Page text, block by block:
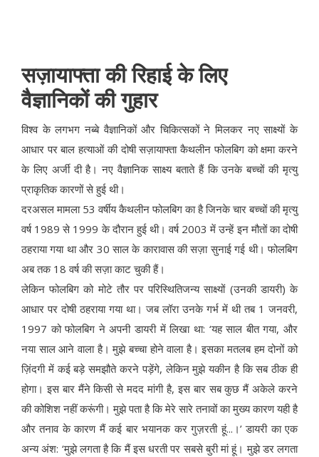
सज़ायाफ्ता की रिहाई के लिए
वैज्ञानिकों की गुहार
विश्व के लगभग नब्बे वैज्ञानिकों और चिकित्सकों ने मिलकर नए साक्ष्यों के
आधार पर बाल हत्याओं की दोषी सज़ायाफ्ता कैथलीन फोलबिग को क्षमा करने
के लिए अर्जी दी है। नए वैज्ञानिक साक्ष्य बताते हैं कि उनके बच्चों की मृत्यु
प्राकृतिक कारणों से हुई थी।
दरअसल मामला 53 वर्षीय कैथलीन फोलबिग का है जिनके चार बच्चों की मृत्यु
वर्ष 1989 से 1999 के दौरान हुई थी। वर्ष 2003 में उन्हें इन मौतों का दोषी
ठहराया गया था और 30 साल के कारावास की सज़ा सुनाई गई थी। फोलबिग
अब तक 18 वर्ष की सज़ा काट चुकी हैं।
लेकिन फोलबिग को मोटे तौर पर परिस्थितिजन्य साक्ष्यों (उनकी डायरी) के
आधार पर दोषी ठहराया गया था। जब लॉरा उनके गर्भ में थी तब 1 जनवरी,
1997 को फोलबिग ने अपनी डायरी में लिखा था: ‘यह साल बीत गया, और
नया साल आने वाला है। मुझे बच्चा होने वाला है। इसका मतलब हम दोनों को
ज़िंदगी में कई बड़े समझौते करने पड़ेंगे, लेकिन मुझे यकीन है कि सब ठीक ही
होगा। इस बार मैंने किसी से मदद मांगी है, इस बार सब कुछ मैं अकेले करने
की कोशिश नहीं करूंगी। मुझे पता है कि मेरे सारे तनावों का मुख्य कारण यही है
और तनाव के कारण मैं कई बार भयानक कर गुज़रती हूं...।’ डायरी का एक
अन्य अंश: ‘मुझे लगता है कि मैं इस धरती पर सबसे बुरी मां हूं। मुझे डर लगता